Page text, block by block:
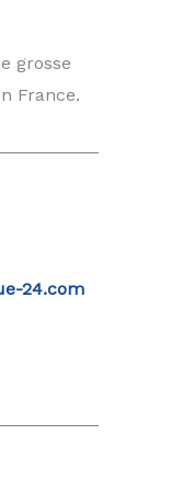
grosse
France.
24.com